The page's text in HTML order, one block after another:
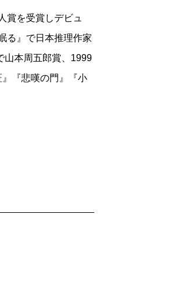
賞を受賞しデビュ
る』で日本推理作家
山本周五郎賞、1999
『悲嘆の門』『小